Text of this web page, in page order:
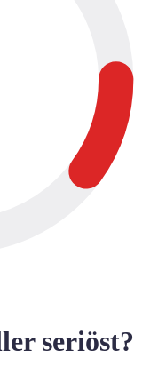
seriöst?